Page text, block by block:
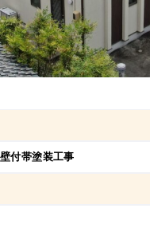
付帯塗装工事